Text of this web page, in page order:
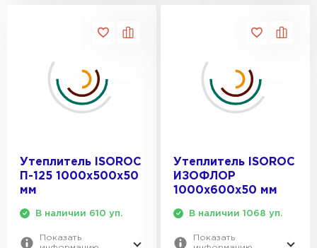
Утеплитель ISOROC
П-125 1000х500х50
мм
В наличии 610 уп.
Показать
Утеплитель ISOROC
ИЗОФЛОР
1000х600х50 мм
В наличии 1068 уп.
Показать